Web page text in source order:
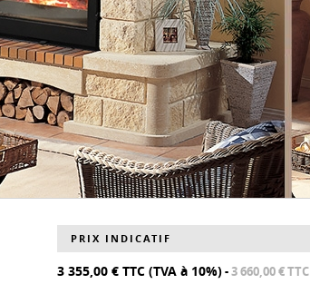
PRIX INDICATIF
3 355,00 € TTC (TVA à 10%)-3 660,00 € TTC